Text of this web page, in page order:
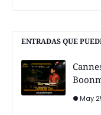
ENTRADAS QUE
May